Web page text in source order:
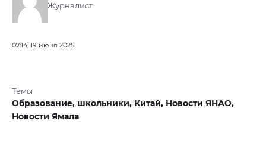
Журналист
07:14, 19 июня 2025
Темы
Образование, школьники, Китай, Новости ЯНАО,
Новости Ямала